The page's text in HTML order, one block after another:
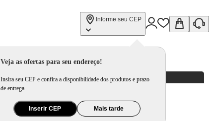
Informe seu CEP
Veja as ofertas para seu endereço!
Insira seu CEP e confira a disponibilidade dos produtos e prazo
de entrega.
Inserir CEP Mais tarde